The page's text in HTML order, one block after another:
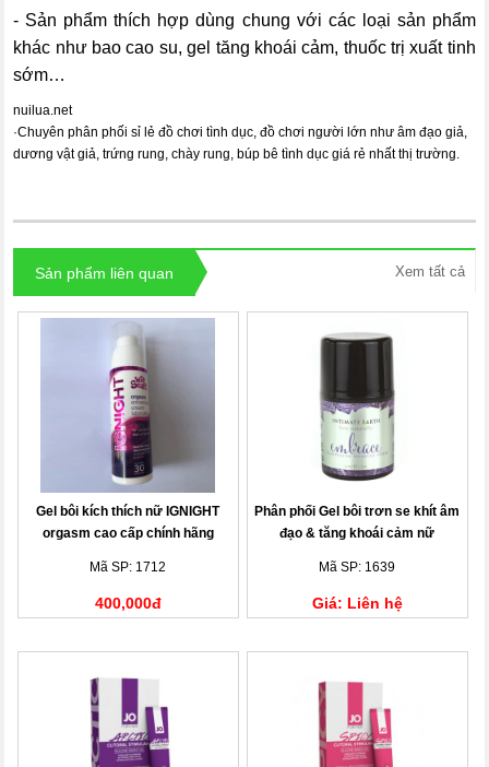
- Sản phẩm thích hợp dùng chung với các loại sản phẩm
khác như bao cao su, gel tăng khoái cảm, thuốc trị xuất tinh
sớm…
nuilua.net
·Chuyên phân phối sỉ lẻ đồ chơi tình dục, đồ chơi người lớn như âm đạo giả,
dương vật giả, trứng rung, chày rung, búp bê tình dục giá rẻ nhất thị trường.
Sản phẩm liên quan Xem tất cả
Gel bôi kích thích nữ IGNIGHT
orgasm cao cấp chính hãng
Mã SP: 1712
400,000đ
Phân phối Gel bôi trơn se khít âm
đạo & tăng khoái cảm nữ
Mã SP: 1639
Giá: Liên hệ